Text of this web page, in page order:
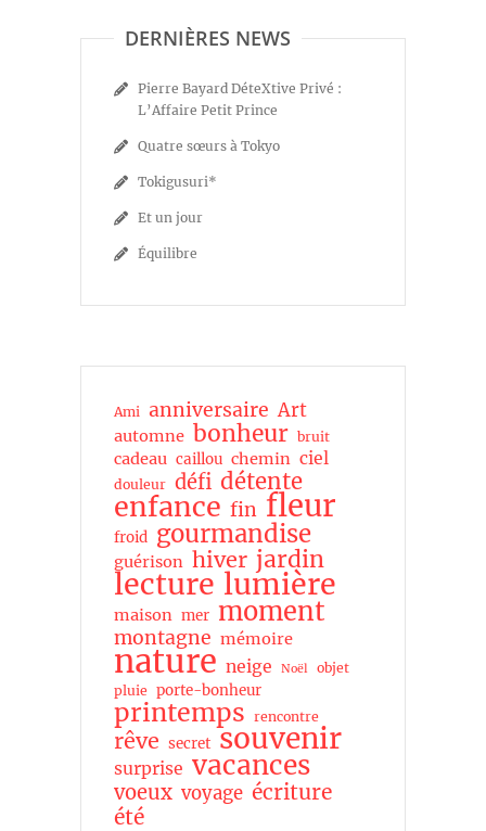
DERNIÈRES NEWS
Pierre Bayard DéteXtive Privé :
L’Affaire Petit Prince
Quatre sœurs à Tokyo
Tokigusuri*
Et un jour
Équilibre
Ami anniversaire Art
automne bonheur bruit
cadeau caillou chemin ciel
douleur défi détente
enfance fin fleur
froid gourmandise
guérison hiver jardin
lecture lumière
maison mer moment
montagne mémoire
nature neige Noël
objet
pluie porte-bonheur
printemps rencontre
rêve secret souvenir
surprise vacances
voeux voyage écriture
été